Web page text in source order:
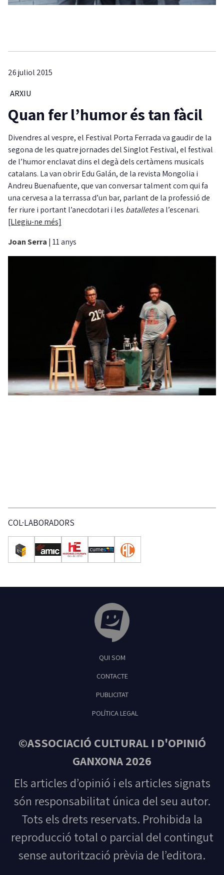
26 juliol 2015
ARXIU
Quan fer l’humor és tan fàcil
Divendres al vespre, el Festival Porta Ferrada va gaudir de la
segona de les quatre jornades del Singlot Festival, el festival
de l’humor enclavat dins el degà dels certàmens musicals
catalans. La van obrir Edu Galán, de la revista Mongolia i
Andreu Buenafuente, que van conversar talment com qui fa
una cervesa a la terrassa d’un bar, parlant de la professió de
fer riure i portant l’anecdotari i les batalletesa l’escenari.
[Llegiu-ne més]
Joan Serra | 11 anys
COL·LABORADORS
Feliu de Guíxols
QUI SOM
CONTACTE
PUBLICITAT
POLÍTICA LEGAL
©ASSOCIACIÓ CULTURAL I D'OPINIÓ
GANXONA 2026
Els articles d’opinió i els articles signats
són responsabilitat única del seu autor.
Tots els drets reservats. Prohibida la
reproducció total o parcial del contingut
sense autorització prèvia de l’editora.